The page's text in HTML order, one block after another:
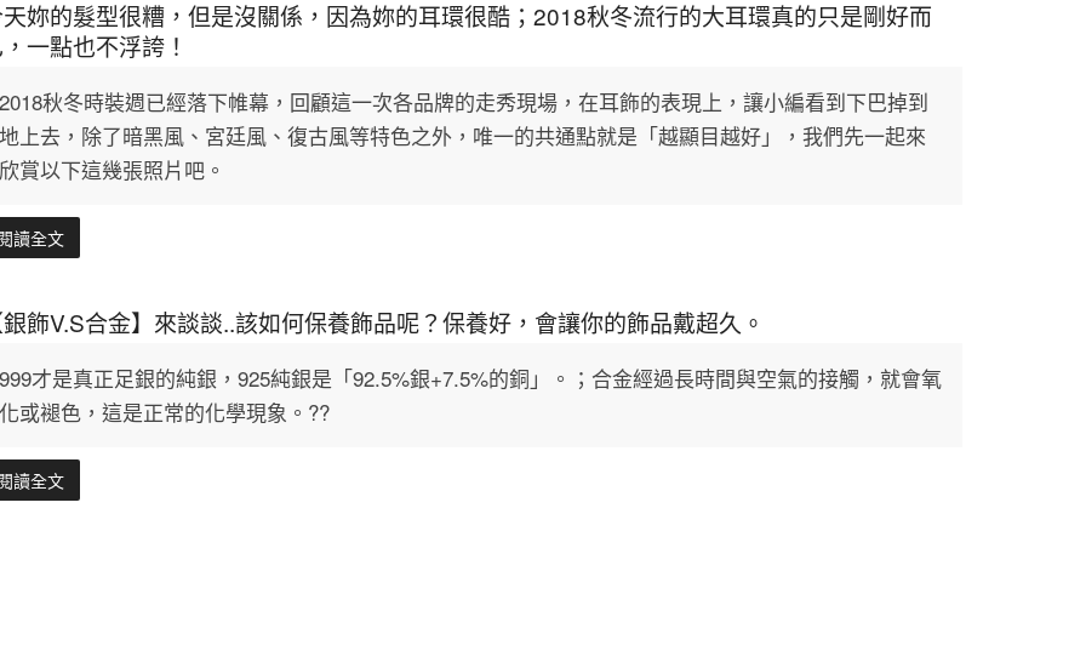
妳的髮型很糟，但是沒關係，因為妳的耳環很酷；2018秋冬流行的大耳環真的只是剛好而
一點也不浮誇！
2018秋冬時裝週已經落下帷幕，回顧這一次各品牌的走秀現場，在耳飾的表現上，讓小編看到下巴掉到
地上去，除了暗黑風、宮廷風、復古風等特色之外，唯一的共通點就是「越顯目越好」，我們先一起來
欣賞以下這幾張照片吧。
讀全文
飾V.S合金】來談談..該如何保養飾品呢？保養好，會讓你的飾品戴超久。
999才是真正足銀的純銀，925純銀是「92.5%銀+7.5%的銅」。；合金經過長時間與空氣的接觸，就會氧
化或褪色，這是正常的化學現象。??
讀全文